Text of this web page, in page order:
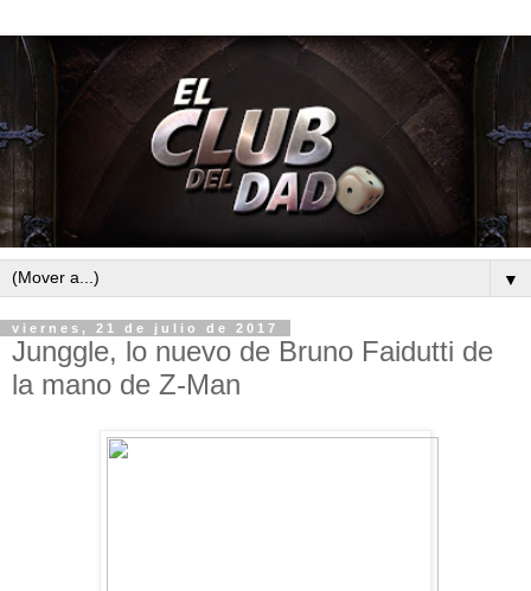
▼
viernes, 21 de julio de 2017
Junggle, lo nuevo de Bruno Faidutti de
la mano de Z-Man